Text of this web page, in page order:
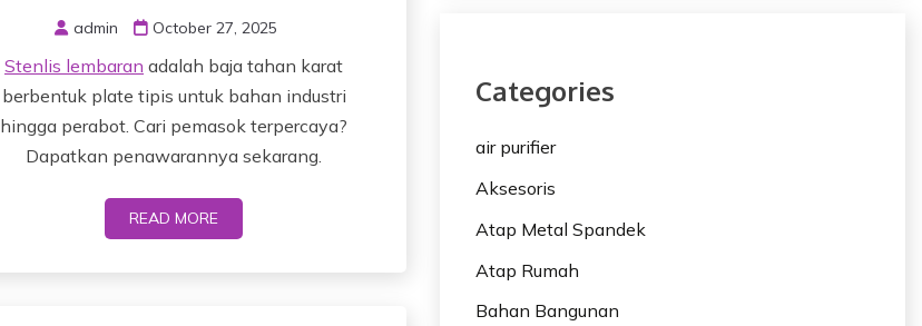
admin October 27, 2025
Stenlis lembaran adalah baja tahan karat
berbentuk plate tipis untuk bahan industri
hingga perabot. Cari pemasok terpercaya?
Dapatkan penawarannya sekarang.
READ MORE
Categories
air purifier
Aksesoris
Atap Metal Spandek
Atap Rumah
Bahan Bangunan